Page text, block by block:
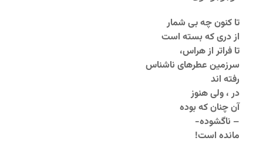
تا کنون چه بی شمار
از دری که بسته است
تا فراتر از هراس،
سرزمین عطرهای ناشناس
رفته اند
در ، ولی هنوز
آن چنان که بوده
– ناگشوده-
مانده است!